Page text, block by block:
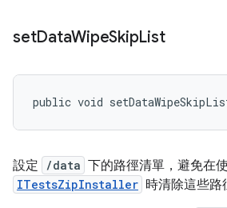
setDataWipeSkipList
public void
設定 /data 下的路徑清單，避免在
ITestsZipInstaller 時清除這些路